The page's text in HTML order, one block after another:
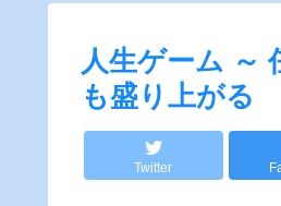
人生ゲーム ～
も盛り上がる
Twitter